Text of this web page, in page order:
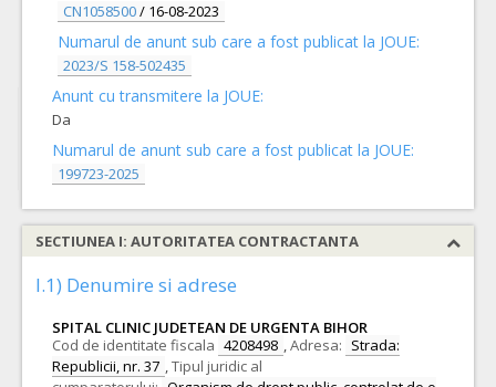
CN1058500/ 16-08-2023
Numarul de anunt sub care a fost publicat la JOUE:
2023/S 158-502435
Anunt cu transmitere la JOUE:
Da
Numarul de anunt sub care a fost publicat la JOUE:
199723-2025
SECTIUNEA I: AUTORITATEA CONTRACTANTA
I.1) Denumire si adrese
SPITAL CLINIC JUDETEAN DE URGENTA BIHOR
Cod de identitate fiscala 4208498 ,Adresa: Strada:
Republicii, nr. 37 ,Tipul juridic al